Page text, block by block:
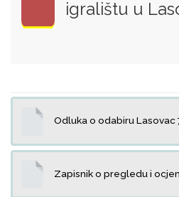
igralištu u
Odluka o odabiru Lasovac
Zapisnik o pregledu i